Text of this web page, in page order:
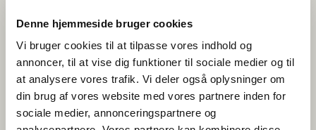
Denne hjemmeside bruger cookies
Vi bruger cookies til at tilpasse vores indhold og
annoncer, til at vise dig funktioner til sociale medier og til
at analysere vores trafik. Vi deler også oplysninger om
din brug af vores website med vores partnere inden for
sociale medier, annonceringspartnere og
Vi indgår derfor aftaler herom med virksomheder (databehandlere),
sikkerheden af dine personoplysninger.
VIDEREGIVELSE AF PERSONOPLYSNINGER